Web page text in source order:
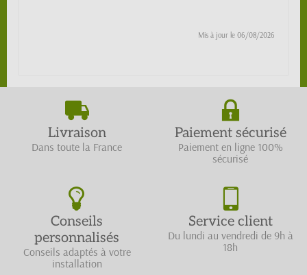
Mis à jour le 06/08/2026
Livraison
Dans toute la France
Paiement sécurisé
Paiement en ligne 100%
sécurisé
Conseils
personnalisés
Conseils adaptés à votre
installation
Service client
Du lundi au vendredi de 9h à
18h